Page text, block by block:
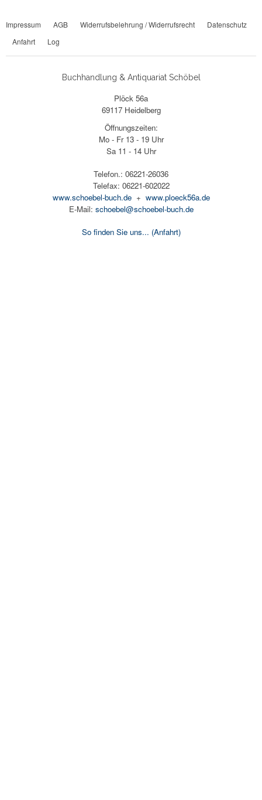
Impressum AGB Widerrufsbelehrung / Widerrufsrecht
Datenschutz
Anfahrt
Log
Buchhandlung & Antiquariat Schöbel
Plöck 56a
69117 Heidelberg
Öffnungszeiten:
Mo - Fr 13 - 19 Uhr
Sa 11 - 14 Uhr
Telefon.: 06221-26036
Telefax: 06221-602022
www.schoebel-buch.de+ www.ploeck56a.de
E-Mail: schoebel@schoebel-buch.de
So finden Sie uns... (Anfahrt)